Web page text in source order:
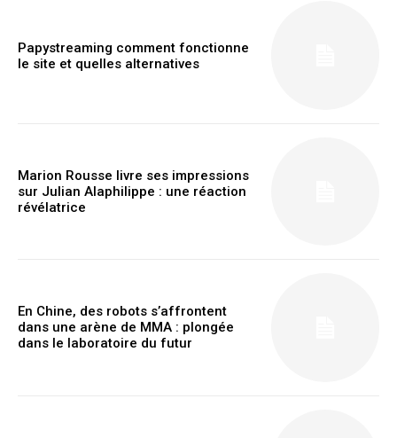
Papystreaming comment fonctionne
le site et quelles alternatives
Marion Rousse livre ses impressions
sur Julian Alaphilippe : une réaction
révélatrice
En Chine, des robots s’affrontent
dans une arène de MMA : plongée
dans le laboratoire du futur